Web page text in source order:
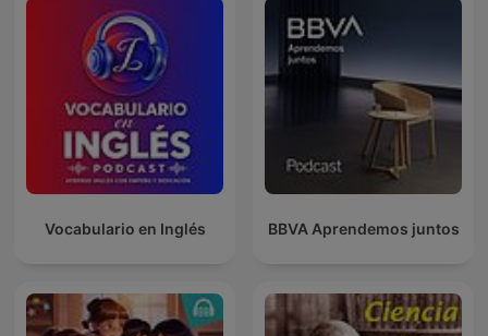
Vocabulario en Inglés BBVA Aprendemos juntos